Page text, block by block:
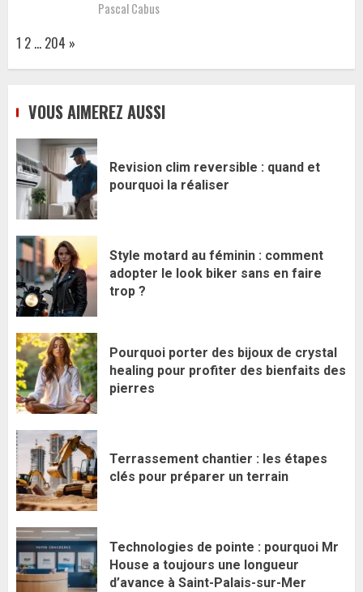
Pascal Cabus
Page:
1 2 … 204 Next
»
VOUS AIMEREZ AUSSI
Revision clim reversible : quand et
pourquoi la réaliser
Style motard au féminin : comment
adopter le look biker sans en faire
trop ?
Pourquoi porter des bijoux de crystal
healing pour profiter des bienfaits des
pierres
Terrassement chantier : les étapes
clés pour préparer un terrain
Technologies de pointe : pourquoi Mr
House a toujours une longueur
d’avance à Saint-Palais-sur-Mer